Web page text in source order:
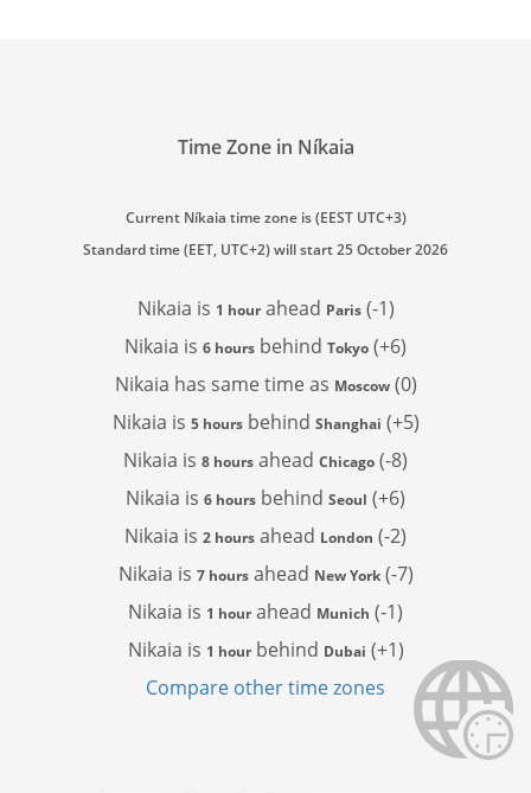
Time Zone in Níkaia
Current Níkaia time zone is (EEST UTC+3)
Standard time (EET, UTC+2) will start 25 October 2026
Nikaia is 1 hourahead Paris(-1)
Nikaia is 6 hours behind Tokyo (+6)
Nikaia has same time as Moscow(0)
Nikaia is 5 hoursbehind Shanghai (+5)
Nikaia is 8 hours ahead Chicago (-8)
Nikaia is 6 hours behind Seoul (+6)
Nikaia is 2 hours ahead London (-2)
Nikaia is 7 hoursahead New York(-7)
Nikaia is 1 hourahead Munich (-1)
Nikaia is 1 hourbehind Dubai (+1)
Compare other time zones